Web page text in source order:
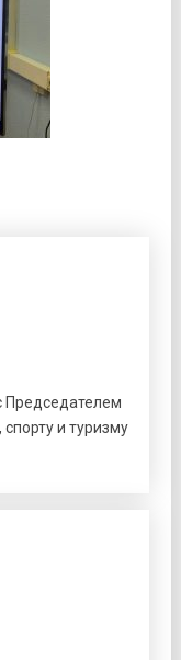
Председателем
и туризму